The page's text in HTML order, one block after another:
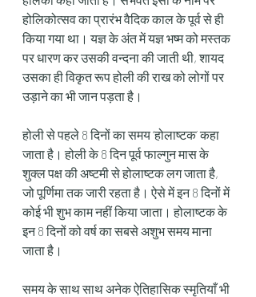
होलिकोत्सव का प्रारंभ वैदिक काल के पूर्व से ही
किया गया था। यज्ञ के अंत में यज्ञ भष्म को मस्तक
पर धारण कर उसकी वन्दना की जाती थी, शायद
उसका ही विकृत रूप होली की राख को लोगों पर
उड़ाने का भी जान पड़ता है।
होली से पहले 8 दिनों का समय ‘होलाष्टक’ कहा
जाता है। होली के 8 दिन पूर्व फाल्गुन मास के
शुक्ल पक्ष की अष्टमी से होलाष्टक लग जाता है,
जो पूर्णिमा तक जारी रहता है। ऐसे में इन 8 दिनों में
कोई भी शुभ काम नहीं किया जाता। होलाष्टक के
इन 8 दिनों को वर्ष का सबसे अशुभ समय माना
जाता है।
समय के साथ साथ अनेक ऐतिहासिक स्मृतियाँ भी